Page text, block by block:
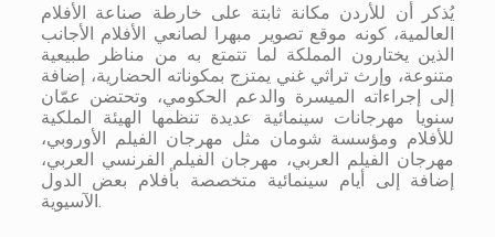
يُذكر أن للأردن مكانة ثابتة على خارطة صناعة الأفلام
العالمية، كونه موقع تصوير مبهرا لصانعي الأفلام الأجانب
الذين يختارون المملكة لما تتمتع به من مناظر طبيعية
متنوعة، وإرث تراثي غني يمتزج بمكوناته الحضارية، إضافة
إلى إجراءاته الميسرة والدعم الحكومي، وتحتضن عمّان
سنويا مهرجانات سينمائية عديدة تنظمها الهيئة الملكية
للأفلام ومؤسسة شومان مثل مهرجان الفيلم الأوروبي،
مهرجان الفيلم العربي، مهرجان الفيلم الفرنسي العربي،
إضافة إلى أيام سينمائية متخصصة بأفلام بعض الدول
الآسيوية.